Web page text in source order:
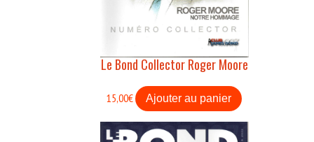
Le Bond Collector Roger Moore
15,00€ Ajouter au panier